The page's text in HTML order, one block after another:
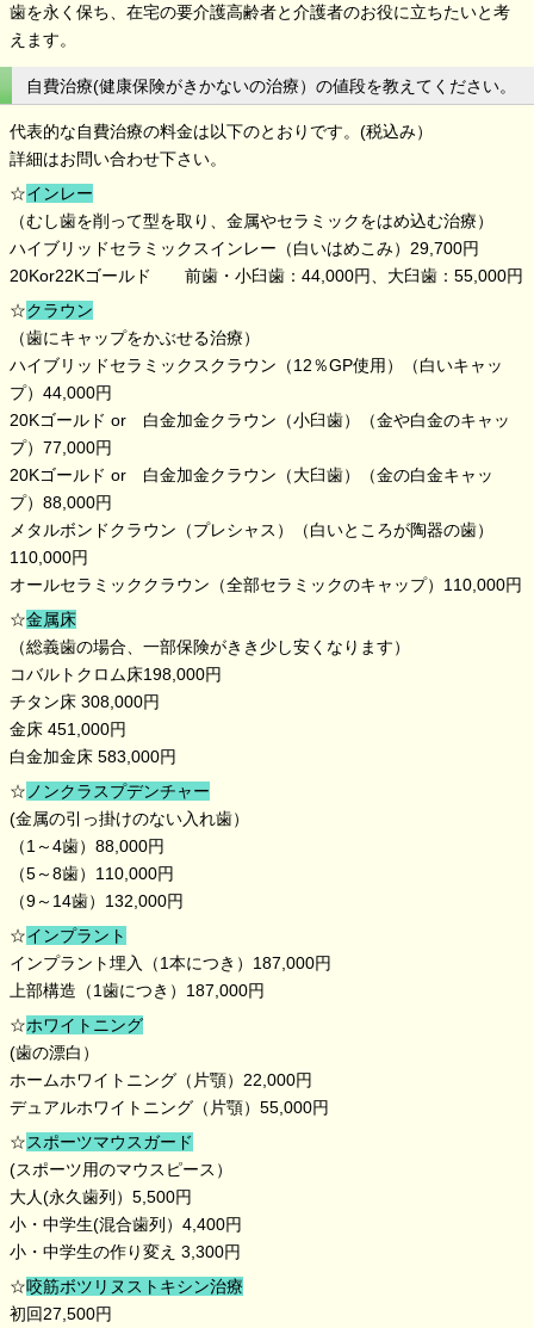
歯を永く保ち、在宅の要介護高齢者と介護者のお役に立ちたいと考
えます。
自費治療(健康保険がきかないの治療）の値段を教えてください。
代表的な自費治療の料金は以下のとおりです。(税込み）
詳細はお問い合わせ下さい。
☆インレー
（むし歯を削って型を取り、金属やセラミックをはめ込む治療）
ハイブリッドセラミックスインレー（白いはめこみ）29,700円
20Kor22Kゴールド 前歯・小臼歯：44,000円、大臼歯：55,000円
☆クラウン
（歯にキャップをかぶせる治療）
ハイブリッドセラミックスクラウン（12％GP使用）（白いキャッ
プ）44,000円
20Kゴールド or 白金加金クラウン（小臼歯）（金や白金のキャッ
プ）77,000円
20Kゴールド or 白金加金クラウン（大臼歯）（金の白金キャッ
プ）88,000円
メタルボンドクラウン（プレシャス）（白いところが陶器の歯）
110,000円
オールセラミッククラウン（全部セラミックのキャップ）110,000円
☆金属床
（総義歯の場合、一部保険がきき少し安くなります）
コバルトクロム床198,000円
チタン床 308,000円
金床 451,000円
白金加金床 583,000円
☆ ノンクラスプデンチャー
(金属の引っ掛けのない入れ歯）
（1～4歯）88,000円
（5～8歯）110,000円
（9～14歯）132,000円
☆インプラント
インプラント埋入（1本につき）187,000円
上部構造（1歯につき）187,000円
☆ホワイトニング
(歯の漂白）
ホームホワイトニング（片顎）22,000円
デュアルホワイトニング（片顎）55,000円
☆スポーツマウスガード
(スポーツ用のマウスピース）
大人(永久歯列）5,500円
小・中学生(混合歯列）4,400円
小・中学生の作り変え 3,300円
☆咬筋ボツリヌストキシン治療
初回27,500円